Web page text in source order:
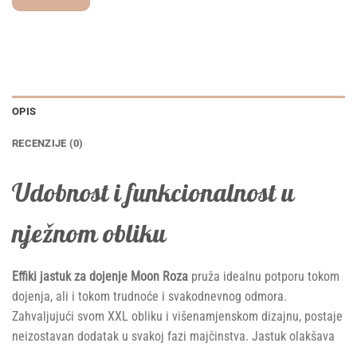
OPIS
RECENZIJE (0)
Udobnost i funkcionalnost u
nježnom obliku
Effiki jastuk za dojenje Moon Roza pruža idealnu potporu tokom
dojenja, ali i tokom trudnoće i svakodnevnog odmora.
Zahvaljujući svom XXL obliku i višenamjenskom dizajnu, postaje
neizostavan dodatak u svakoj fazi majčinstva. Jastuk olakšava